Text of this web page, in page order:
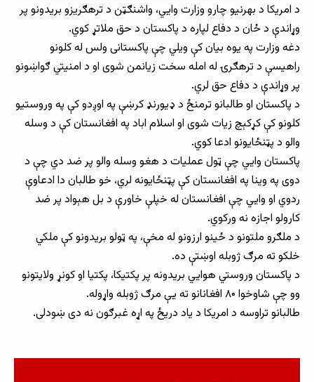
د امریکا د بهرنیو چارو وزارت وایي، واشنګټن د ترهګریزو بریدونو پر
وړاندې د ځان د دفاع لپاره د پاکستان د حق ملاتړ کوي.
دغه وزارت په یوه بیان کې ویلي چې پاکستانی ولس له کلونو
راهیسې د ترهګرۍ له امله سخت زیانمن شوی او د امنیتي ګواښونو
پر وړاندې د دفاع حق لري.
د پاکستان او طالبانو ترمنځ د ډیورنډ کرښې په اوږدو کې په وروستیو
کلونو کې کړکېچ زیات شوی او اسلام اباد په افغانستان کې د وسله
والو د پټنځایونو ادعا کوي.
پاکستان وايي چې ټول عملیات د هغو وسله والو پر ضد دي چې د
دوی په وینا په افغانستان کې پټنځایونه لري، خو طالبان دا ادعاوې
ردوي او وایي چې افغانستان له خپلې خاورې د بل هېواد پر ضد
کارولو اجازه نه ورکوي.
د ملګرو ملتونو د ځینو ارزونو له مخې، په ټولو بریدونو کې ملکي
خلکو ته مرګ ژوبله اوښتې ده.
د پاکستان وروستي هوايي بریدونه پر پکتیکا، پکتیا او کونړ ولایتونو
وو چې شاوخوا ۸۰ افغانانو ته یې مرګ ژوبله واړوله.
طالبانو تراوسه د امریکا د یاد دریځ په اړه غبرګون نه دی ښودلی.